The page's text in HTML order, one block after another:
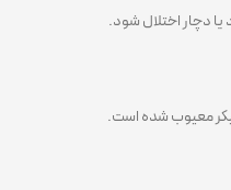
دچار اختلال شود.
معیوب شده است.